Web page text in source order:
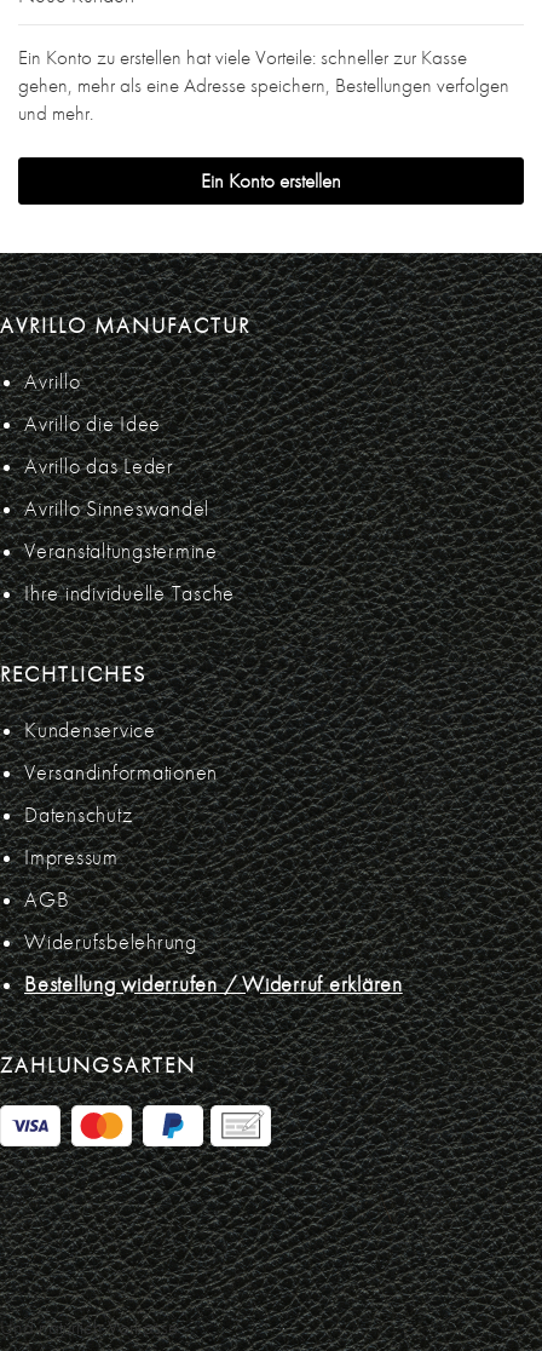
Ein Konto zu erstellen hat viele Vorteile: schneller zur Kasse
gehen, mehr als eine Adresse speichern, Bestellungen verfolgen
und mehr.
Ein Konto erstellen
AVRILLO MANUFACTUR
Avrillo
Avrillo die Idee
Avrillo das Leder
Avrillo Sinneswandel
Veranstaltungstermine
Ihre individuelle Tasche
RECHTLICHES
Kundenservice
Versandinformationen
Datenschutz
Impressum
AGB
Widerufsbelehrung
Bestellung widerrufen / Widerruf erklären
ZAHLUNGSARTEN
Und natürlich Vorkasse